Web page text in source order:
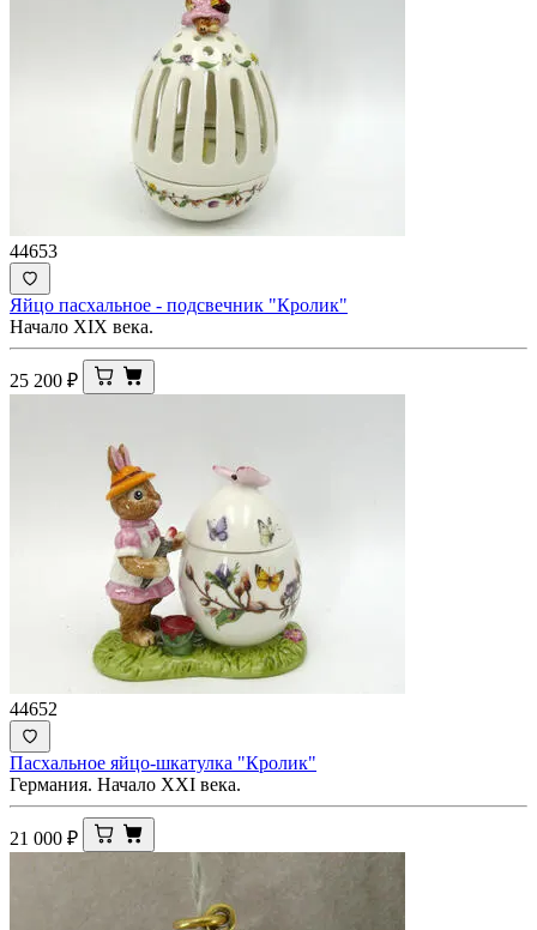
44653
Яйцо пасхальное - подсвечник "Кролик"
Начало ХIХ века.
25 200 ₽
44652
Пасхальное яйцо-шкатулка "Кролик"
Германия. Начало XXI века.
21 000 ₽